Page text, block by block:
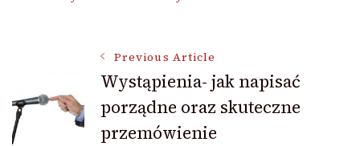
Navigation
Previous Article
Wystąpienia- jak napisać
porządne oraz skuteczne
przemówienie